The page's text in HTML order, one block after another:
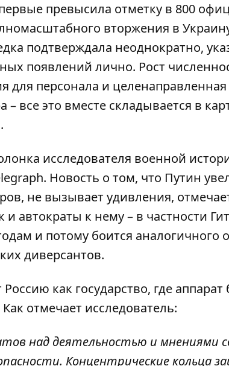
превысила отметку в 800
вторжения в
подтверждала неоднократно,
появлений лично. Рост
для персонала и
все это вместе складывается в
исследователя военной
. Новость о том, что Путин
не вызывает удивления,
и автократы к нему – в частности
и потому боится аналогичного
диверсантов.
как государство, где
отмечает исследователь:
над деятельностью и мнениями
Концентрические кольца